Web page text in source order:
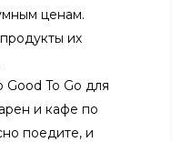
ценам.
их
To Go для
и кафе по
поедите, и